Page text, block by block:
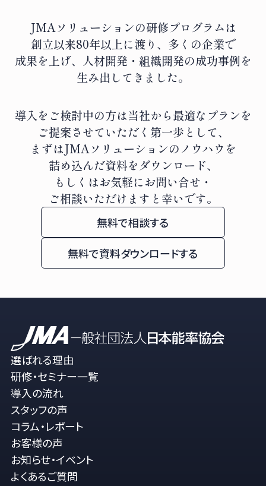
JMAソリューションの研修プログラムは
創立以来80年以上に渡り、 多くの企業で
成果を上げ、人材開発・組織開発の成功事例を
生み出してきました。
導入をご検討中の方は当社から最適なプランを
ご提案させていただく第一歩として、
まずはJMAソリューションのノウハウを
詰め込んだ資料をダウンロード、
もしくはお気軽にお問い合せ・
ご相談いただけますと幸いです。
無料で相談する
無料で資料ダウンロードする
選ばれる理由
研修・セミナー一覧
導入の流れ
スタッフの声
コラム・レポート
お客様の声
お知らせ・イベント
よくあるご質問